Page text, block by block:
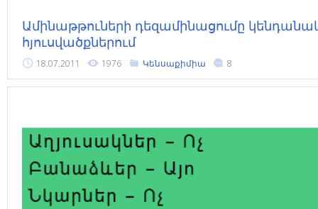
Ամինաթթուների դեզամինացումը
հյուսվածքներում
18.07.2011 1976 Կենսաքիմիա 8